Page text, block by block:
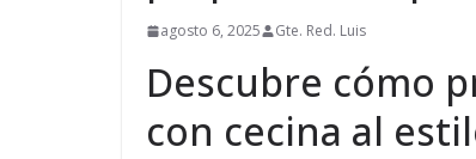
agosto 6, 2025 Gte. Red. Luis
Descubre cómo
con cecina al